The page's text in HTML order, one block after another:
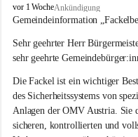
A
d
r
k
a
a
vor 1 WocheAnkündigung
Gemeindeinformation
Sehr geehrter Herr
sehr geehrte
Die Fackel ist ein wichtiger
des Sicherheitssystems von
Anlagen der OMV Austria. Sie
sicheren, kontrollierten und